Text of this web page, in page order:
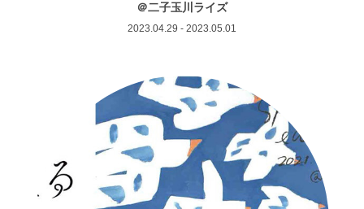
＠二子玉川ライズ
2023.04.29 - 2023.05.01